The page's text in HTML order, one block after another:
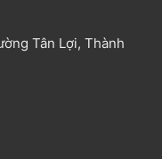
Tân Lợi, Thành